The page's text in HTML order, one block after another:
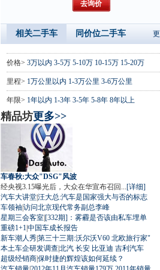
相关二手车 同价位二手车
价格> 3万以内 3-5万 5-10万 10-15万 15-20万
里程> 1万公里以内 1-3万公里 3-6万公里
年限> 1年以内 1-3年 3-5年 5-8年 8年以上
精品坊更多>>
车春秋:大众"DSG"风波
经央视3.15曝光后，大众在华宣布召回... [详细]
汽车大讲堂|汪大总:汽车是国家强大与否的标志
车领袖|访问北京现代常务副总李峰
星期三会客室|[332期]：雾霾是否该由私车埋单
重磅1+1 |中国车成长报告
新车潮人秀|第三十三期:沃尔沃V60 北欧旅行家"
本土车企研发调查|北汽 长安 比亚迪 吉利汽车
超级经销商|保时捷的辉煌该如何延续？